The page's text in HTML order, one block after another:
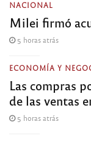
NACIONAL
Milei firmó
5 horas atrás
ECONOMÍA Y
Las compras
de las ventas
5 horas atrás